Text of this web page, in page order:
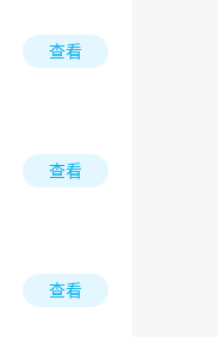
查看
查看
查看